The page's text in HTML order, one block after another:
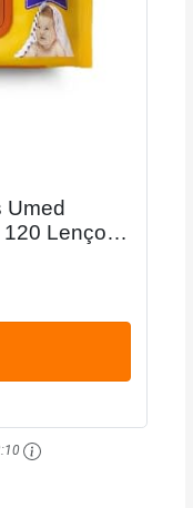
Umed
Lenços